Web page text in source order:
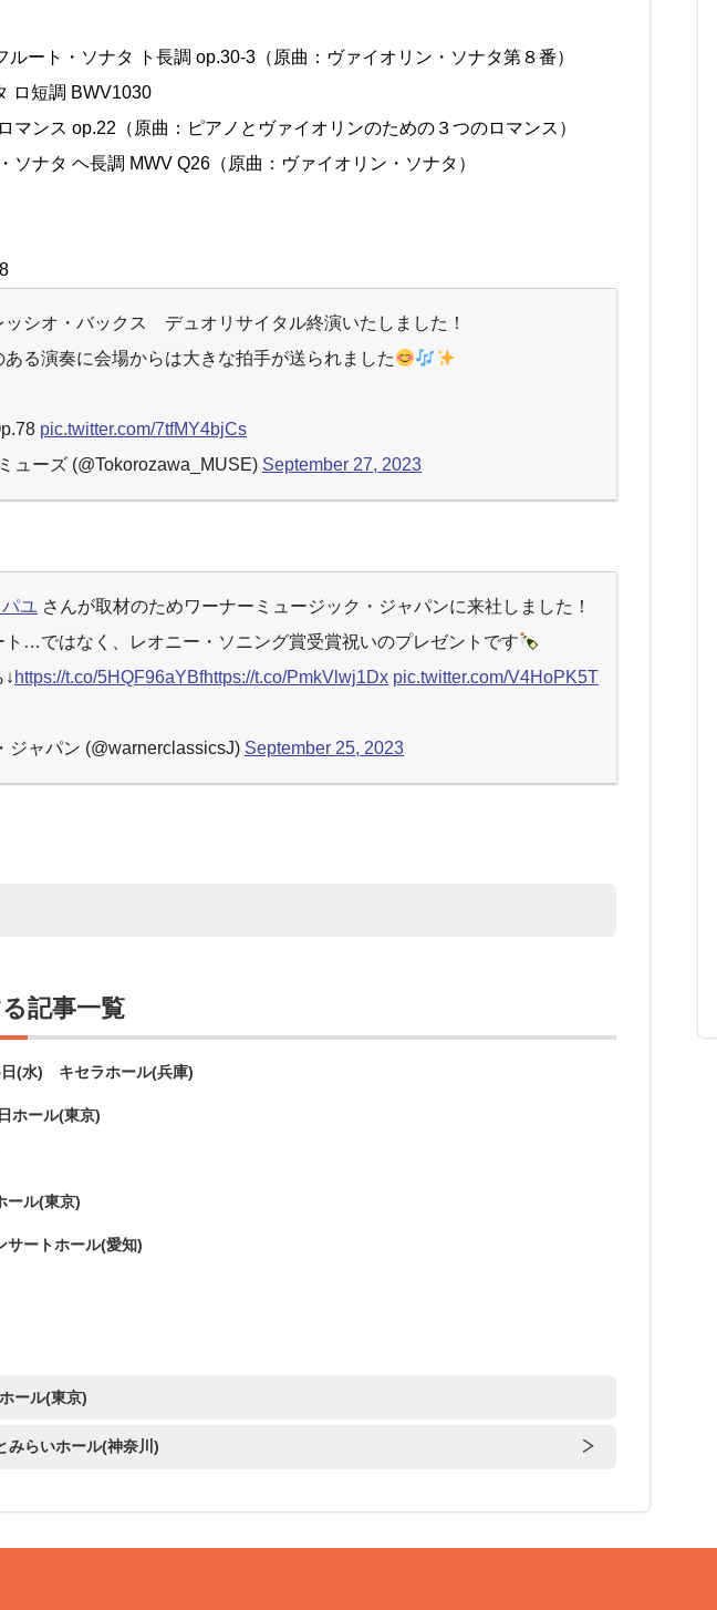
ート・ソナタ ト長調 op.30-3（原曲：ヴァイオリン・ソナタ第８番）
ロ短調 BWV1030
マンス op.22（原曲：ピアノとヴァイオリンのための３つのロマンス）
ソナタ ヘ長調 MWV Q26（原曲：ヴァイオリン・ソナタ）
シオ・バックス デュオリサイタル終演いたしました！
る演奏に会場からは大きな拍手が送られました
pic.twitter.com/7tfMY4bjCs
ューズ (@Tokorozawa_MUSE) September 27, 2023
ユ さんが取材のためワーナーミュージック・ジャパンに来社しました！
…ではなく、レオニー・ソニング賞受賞祝いのプレゼントです
https://t.co/5HQF96aYBfhttps://t.co/PmkVlwj1Dx pic.twitter.com/V4HoPK5T
ャパン (@warnerclassicsJ) September 25, 2023
記事一覧
日(水) キセラホール(兵庫)
ホール(東京)
ール(東京)
サートホール(愛知)
ール(東京)
みらいホール(神奈川)